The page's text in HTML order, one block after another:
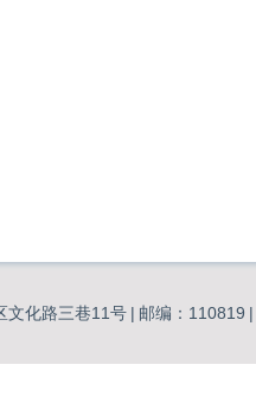
文化路三巷11号 | 邮编：110819 |